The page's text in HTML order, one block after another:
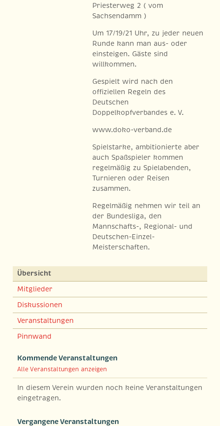
Priesterweg 2 ( vom
Sachsendamm )
Um 17/19/21 Uhr, zu jeder neuen
Runde kann man aus- oder
einsteigen. Gäste sind
willkommen.
Gespielt wird nach den
offiziellen Regeln des
Deutschen
Doppelkopfverbandes e. V.
www.doko-verband.de
Spielstarke, ambitionierte aber
auch Spaßspieler kommen
regelmäßig zu Spielabenden,
Turnieren oder Reisen
zusammen.
Regelmäßig nehmen wir teil an
der Bundesliga, den
Mannschafts-, Regional- und
Deutschen-Einzel-
Meisterschaften.
Übersicht
Mitglieder
Diskussionen
Veranstaltungen
Pinnwand
Kommende Veranstaltungen
Alle Veranstaltungen anzeigen
In diesem Verein wurden noch keine Veranstaltungen
eingetragen.
Vergangene Veranstaltungen